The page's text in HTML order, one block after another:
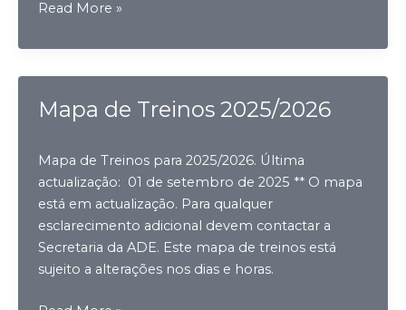
21º
Internacional
Diamantino
Read More »
Mapa de Treinos 2025/2026
Mapa de Treinos para 2025/2026. Última
actualização: 01 de setembro de 2025 ** O mapa
está em actualização. Para qualquer
esclarecimento adicional devem contactar a
Secretaria da ADE. Este mapa de treinos está
sujeito a alterações nos dias e horas.